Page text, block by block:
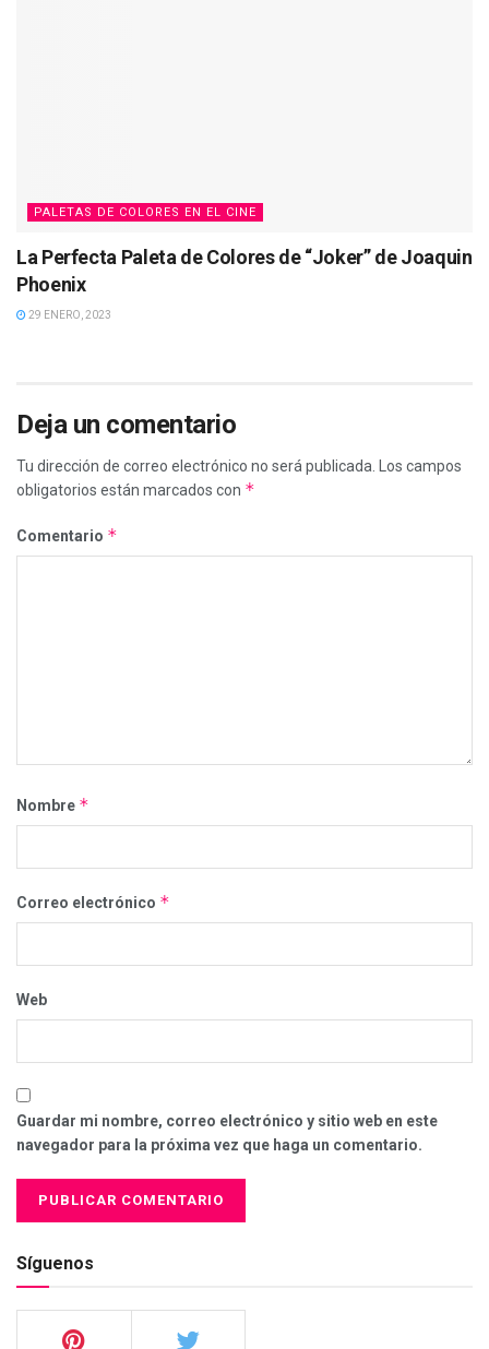
PALETAS DE COLORES EN EL CINE
La Perfecta Paleta de Colores de “Joker” de Joaquin
Phoenix
29 ENERO, 2023
Deja un comentario
Tu dirección de correo electrónico no será publicada.
Los campos
obligatorios están marcados con *
Comentario *
Nombre *
Correo electrónico *
Web
Guardar mi nombre, correo electrónico y sitio web en este
navegador para la próxima vez que haga un comentario.
Síguenos